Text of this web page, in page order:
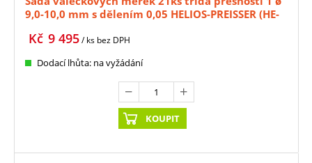
9,0-10,0 mm s dělením 0,05 HELIOS-PREISSER (HE-
9 495
Kč / ks bez DPH
Dodací lhůta: na vyžádání
KOUPIT